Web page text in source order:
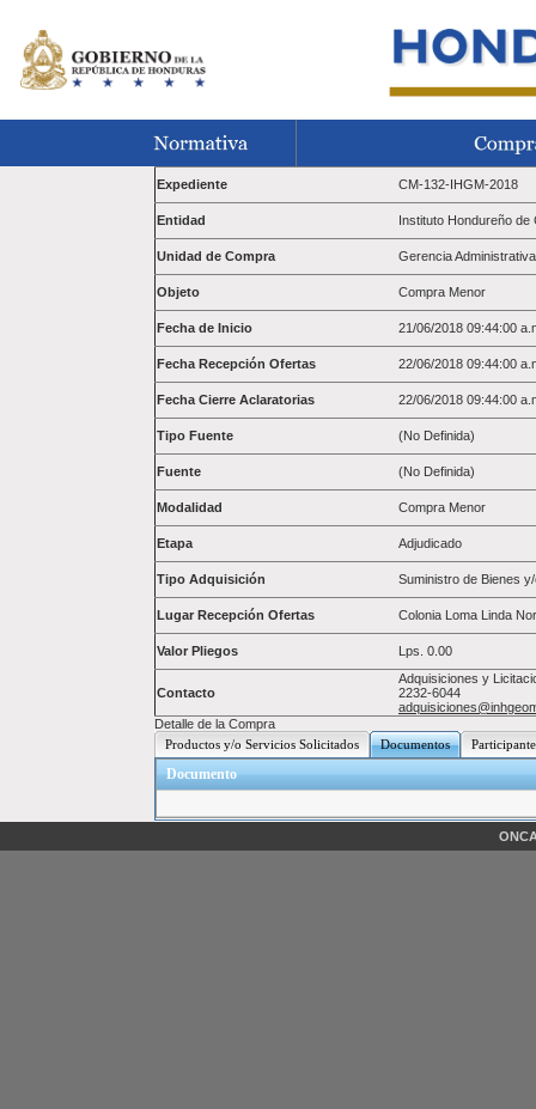
Expediente CM-132-IHGM-2018
Entidad Instituto Hondureño
Unidad de Compra Gerencia Administrativa
Objeto Compra Menor
Fecha de Inicio 21/06/2018 09:44:00
Fecha Recepción Ofertas 22/06/2018 09:44:00
Fecha Cierre Aclaratorias 22/06/2018 09:44:00
Tipo Fuente (No Definida)
Fuente (No Definida)
Modalidad Compra Menor
Etapa Adjudicado
Tipo Adquisición Suministro de Bienes
Lugar Recepción Ofertas Colonia Loma Linda
Valor Pliegos Lps. 0.00
Contacto
Adquisiciones y
2232-6044
Detalle de la Compra
Productos y/o Servicios Solicitados
Documentos
Documento